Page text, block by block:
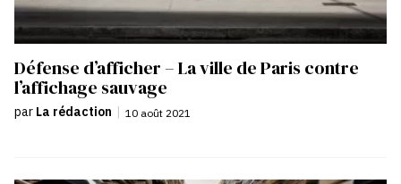
Défense d’afficher – La ville de Paris contre
l’affichage sauvage
par La rédaction | 10 août 2021